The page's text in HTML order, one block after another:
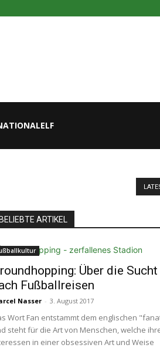
ARTIKEL
Über die Sucht
Fußballreisen
Nasser - 3. August 2017
Wort Fan entstammt dem englischen
steht für die Art von Menschen, welche
in einer obsessiven Art und Weise